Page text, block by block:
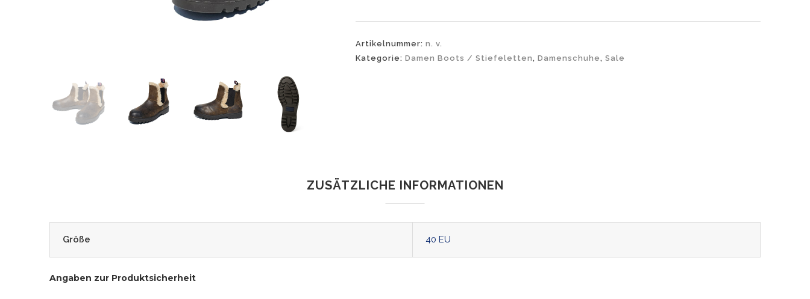
Artikelnummer: n. v.
Kategorie: Damen Boots / Stiefeletten, Damenschuhe, Sale
ZUSÄTZLICHE INFORMATIONEN
Größe 40 EU
Angaben zur Produktsicherheit